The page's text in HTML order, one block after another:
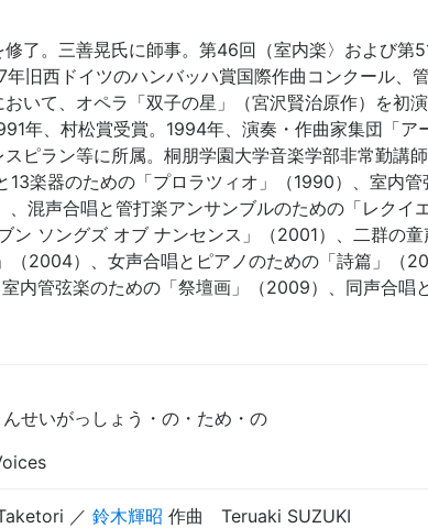
了。三善晃氏に師事。第46回（室内楽〉および第
旧西ドイツのハンバッハ賞国際作曲コンクール、
いて、オペラ「双子の星」（宮沢賢治原作）を初
、村松賞受賞。1994年、演奏・作曲家集団「ア
ピラン等に所属。桐朋学園大学音楽学部非常勤
楽器のための「プロラツィオ」（1990）、室内
混声合唱と管打楽アンサンブルのための「レクイ
ン ソングズ オブ ナンセンス」（2001）、二群の
2004）、女声合唱とピアノのための「詩篇」（
内管弦楽のための「祭壇画」（2009）、同声合
せいがっしょう・の・ため・の
／ 鈴木輝昭 作曲
Teruaki SUZUKI